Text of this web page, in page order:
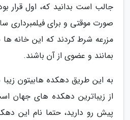
جالب است بدانید که، اول قرار
صورت موقتی و برای فیلم­برداری
مزرعه شرط کردند که این خانه ها
بمانند و عضوی از آن باشند.
به این طریق دهکده هابیتون
از زیباترین دهکده های جهان
پیش رو دارید، حتما نام این